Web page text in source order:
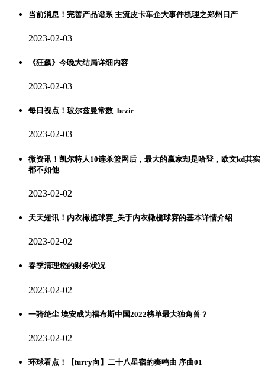
当前消息！完善产品谱系 主流皮卡车企大事件梳理之郑州日产
2023-02-03
《狂飙》今晚大结局详细内容
2023-02-03
每日视点！玻尔兹曼常数_bezir
2023-02-03
微资讯！凯尔特人10连杀篮网后，最大的赢家却是哈登，欧文kd其实
都不如他
2023-02-02
天天短讯！内衣橄榄球赛_关于内衣橄榄球赛的基本详情介绍
2023-02-02
春季清理您的财务状况
2023-02-02
一骑绝尘 埃安成为福布斯中国2022榜单最大独角兽？
2023-02-02
环球看点！【furry向】二十八星宿的奏鸣曲 序曲01